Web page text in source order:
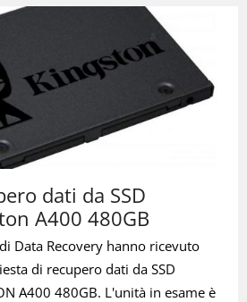
dati da SSD
A400 480GB
Data Recovery hanno ricevuto
di recupero dati da SSD
A400 480GB. L'unità in esame è